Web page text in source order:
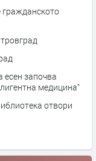
започва
медицина"
отвори